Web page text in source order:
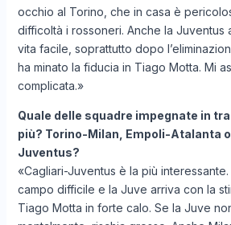
occhio al Torino, che in casa è
difficoltà i rossoneri. Anche la Juventus
vita facile, soprattutto dopo
ha minato la fiducia in Tiago Motta. Mi
complicata.»
Quale delle squadre impegnate in
più? Torino-Milan, Empoli-Atalanta
Juventus?
«Cagliari-Juventus è la più interessante.
campo difficile e la Juve arriva con la
Tiago Motta in forte calo. Se la Juve